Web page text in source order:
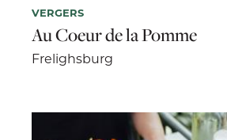
VERGERS
Au Coeur de la Pomme
Frelighsburg